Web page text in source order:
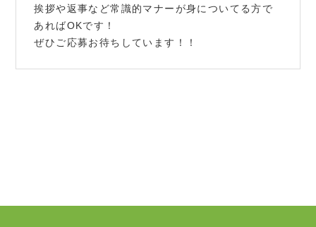
挨拶や返事など常識的マナーが身についてる方で
あればOKです！
ぜひご応募お待ちしています！！